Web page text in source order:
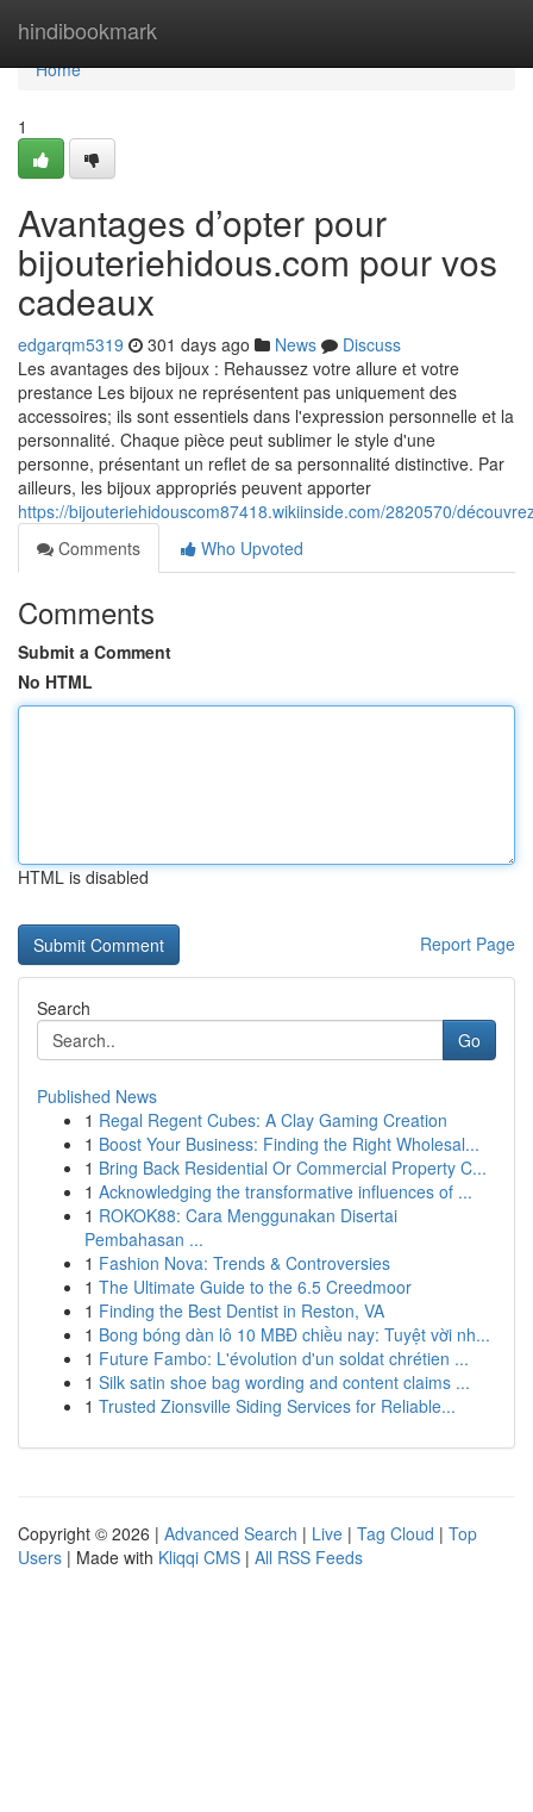
hindibookmark
Home
Home
1
Avantages d’opter pour
bijouteriehidous.com pour vos
cadeaux
edgarqm5319 301 days ago News
Discuss
Les avantages des bijoux : Rehaussez votre allure et votre
prestance Les bijoux ne représentent pas uniquement des
accessoires; ils sont essentiels dans l'expression personnelle et la
personnalité. Chaque pièce peut sublimer le style d'une
personne, présentant un reflet de sa personnalité distinctive. Par
ailleurs, les bijoux appropriés peuvent apporter
https://bijouteriehidouscom87418.wikiinside.com/2820570/
Comments
Who Upvoted
Comments
Submit a Comment
No HTML
HTML is disabled
Report Page
Search
Go
Published News
1 Regal Regent Cubes: A Clay Gaming Creation
1 Boost Your Business: Finding the Right Wholesal...
1 Bring Back Residential Or Commercial Property C...
1 Acknowledging the transformative influences of ...
1 ROKOK88: Cara Menggunakan Disertai
Pembahasan ...
1 Fashion Nova: Trends & Controversies
1 The Ultimate Guide to the 6.5 Creedmoor
1 Finding the Best Dentist in Reston, VA
1 Bong bóng dàn lô 10 MBĐ chiều nay: Tuyệt vời nh...
1 Future Fambo: L'évolution d'un soldat chrétien ...
1 Silk satin shoe bag wording and content claims ...
1 Trusted Zionsville Siding Services for Reliable...
Copyright © 2026 | Advanced Search | Live | Tag Cloud | Top
Users | Made with Kliqqi CMS | All RSS Feeds